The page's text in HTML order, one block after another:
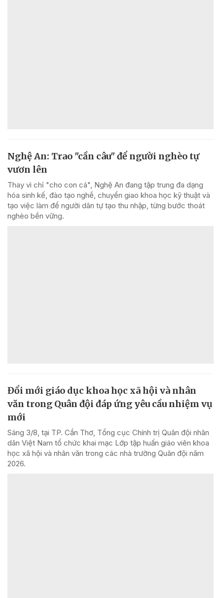
Nghệ An: Trao "cần câu" để người nghèo tự
vươn lên
Thay vì chỉ "cho con cá", Nghệ An đang tập trung đa dạng
hóa sinh kế, đào tạo nghề, chuyển giao khoa học kỹ thuật và
tạo việc làm để người dân tự tạo thu nhập, từng bước thoát
nghèo bền vững.
Đổi mới giáo dục khoa học xã hội và nhân
văn trong Quân đội đáp ứng yêu cầu nhiệm vụ
mới
Sáng 3/8, tại TP. Cần Thơ, Tổng cục Chính trị Quân đội nhân
dân Việt Nam tổ chức khai mạc Lớp tập huấn giáo viên khoa
học xã hội và nhân văn trong các nhà trường Quân đội năm
2026.